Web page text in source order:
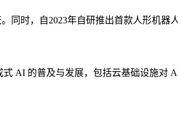
同时，自2023年自研推出首款人形机器
AI 的普及与发展，包括云基础设施对